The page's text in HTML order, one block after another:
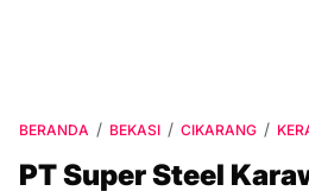
BERANDA BEKASI CIKARANG
PT Super Steel